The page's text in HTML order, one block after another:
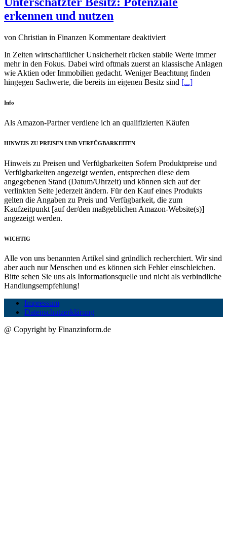
erkennen und nutzen
von Christian in Finanzen Kommentare deaktiviertfür
Besitz:
Potenziale
erkennen
und
In Zeiten wirtschaftlicher Unsicherheit rücken stabile Werte immer
mehr in den Fokus. Dabei wird oftmals zuerst an klassische Anlagen
wie Aktien oder Immobilien gedacht. Weniger Beachtung finden
hingegen Sachwerte, die bereits im eigenen Besitz sind [...]
Info
Als Amazon-Partner verdiene ich an qualifizierten Käufen
HINWEIS ZU PREISEN UND VERFÜGBARKEITEN
Hinweis zu Preisen und Verfügbarkeiten Sofern Produktpreise und
Verfügbarkeiten angezeigt werden, entsprechen diese dem
angegebenen Stand (Datum/Uhrzeit) und können sich auf der
verlinkten Seite jederzeit ändern. Für den Kauf eines Produkts
gelten die Angaben zu Preis und Verfügbarkeit, die zum
Kaufzeitpunkt [auf der/den maßgeblichen Amazon-Website(s)]
angezeigt werden.
WICHTIG
Alle von uns benannten Artikel sind gründlich recherchiert. Wir sind
aber auch nur Menschen und es können sich Fehler einschleichen.
Bitte sehen Sie uns als Informationsquelle und nicht als verbindliche
Handlungsempfehlung!
Impressum
Datenschutzerklärung
@ Copyright by Finanzinform.de